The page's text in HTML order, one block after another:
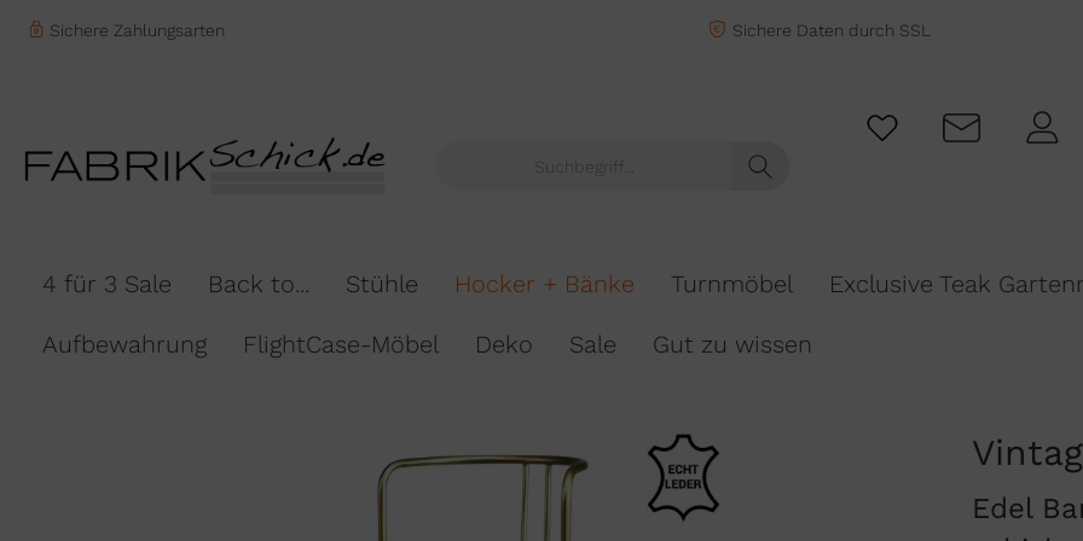
Sichere Zahlungsarten Sichere Daten durch SSL
4 für 3 Sale Back to... Stühle Hocker + Bänke Turnmöbel Exclusive Teak
Aufbewahrung FlightCase-Möbel Deko Sale Gut zu wissen
Edel